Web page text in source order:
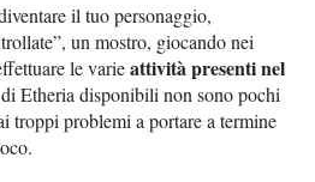
il tuo personaggio,
un mostro, giocando nei
le varieattività presenti nel
Etheria disponibili non sono pochi
troppi problemi a portare a termine